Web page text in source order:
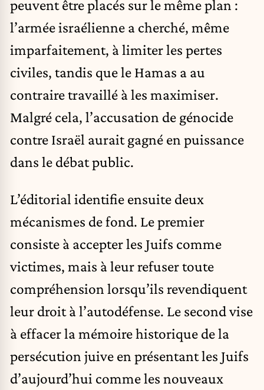
peuvent être placés sur le même plan :
l’armée israélienne a cherché, même
imparfaitement, à limiter les pertes
civiles, tandis que le Hamas a au
contraire travaillé à les maximiser.
Malgré cela, l’accusation de génocide
contre Israël aurait gagné en puissance
dans le débat public.
L’éditorial identifie ensuite deux
mécanismes de fond. Le premier
consiste à accepter les Juifs comme
victimes, mais à leur refuser toute
compréhension lorsqu’ils revendiquent
leur droit à l’autodéfense. Le second vise
à effacer la mémoire historique de la
persécution juive en présentant les Juifs
d’aujourd’hui comme les nouveaux